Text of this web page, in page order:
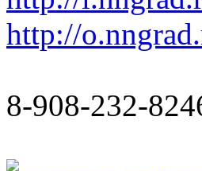
http://
8-908-232-